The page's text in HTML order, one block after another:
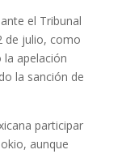
el Tribunal
de julio, como
apelación
la sanción de
participar
aunque